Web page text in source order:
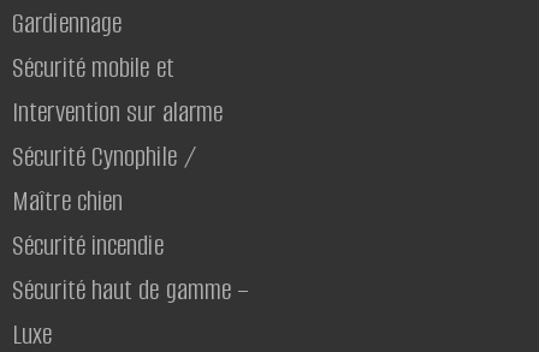
Gardiennage
Sécurité mobile et
Intervention sur alarme
Sécurité Cynophile /
Maître chien
Sécurité incendie
Sécurité haut de gamme –
Luxe